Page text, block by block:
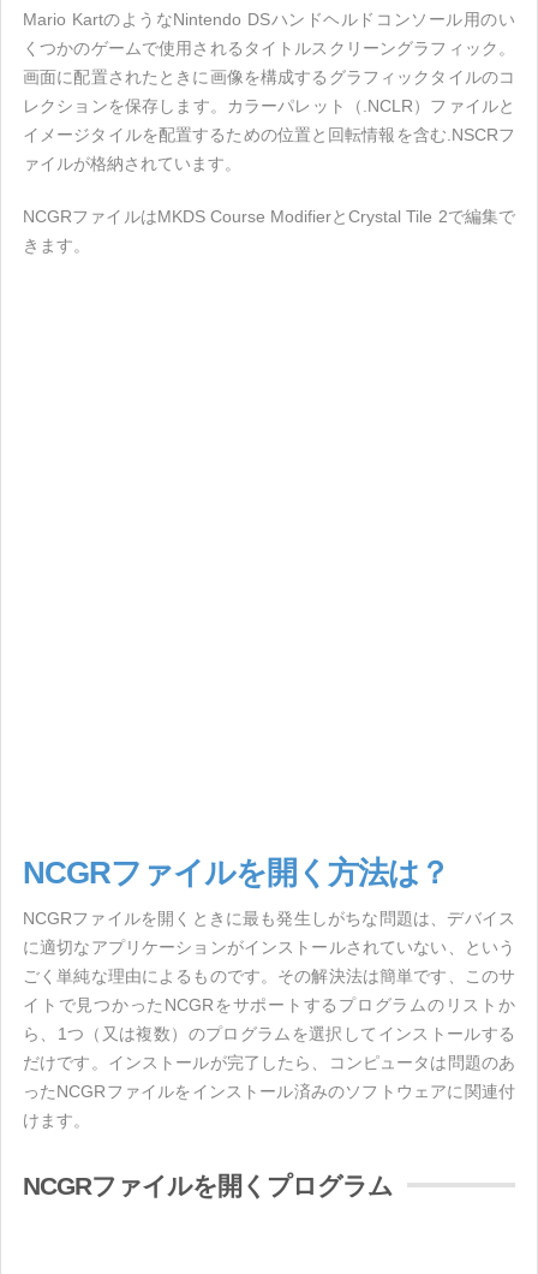
Mario KartのようなNintendo DSハンドヘルドコンソール用のい
くつかのゲームで使用されるタイトルスクリーングラフィック。
画面に配置されたときに画像を構成するグラフィックタイルのコ
レクションを保存します。カラーパレット（.NCLR）ファイルと
イメージタイルを配置するための位置と回転情報を含む.NSCRフ
ァイルが格納されています。
NCGRファイルはMKDS Course ModifierとCrystal Tile 2で編集で
きます。
NCGRファイルを開く方法は？
NCGRファイルを開くときに最も発生しがちな問題は、デバイス
に適切なアプリケーションがインストールされていない、という
ごく単純な理由によるものです。その解決法は簡単です、このサ
イトで見つかったNCGRをサポートするプログラムのリストか
ら、1つ（又は複数）のプログラムを選択してインストールする
だけです。インストールが完了したら、コンピュータは問題のあ
ったNCGRファイルをインストール済みのソフトウェアに関連付
けます。
NCGRファイルを開くプログラム